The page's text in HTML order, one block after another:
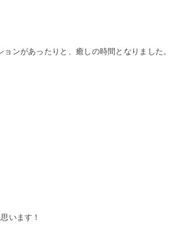
ンがあったりと、癒しの時間となりました。
います！